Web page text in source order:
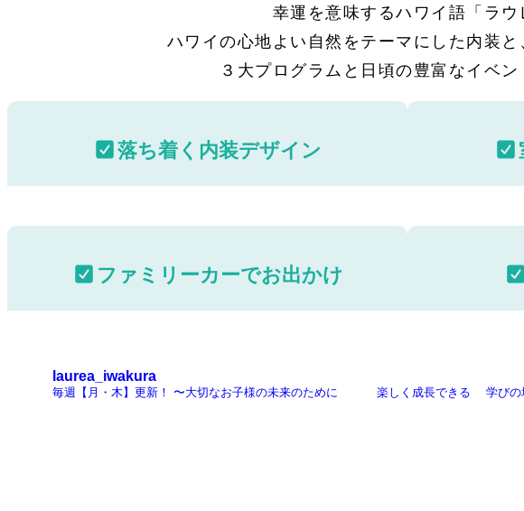
幸運を意味するハワイ語「ラ
ハワイの心地よい自然をテーマにした内装
３大プログラムと日頃の豊富なイベ
落ち着く内装デザイン
ファミリーカーでお出かけ
laurea_iwakura
毎週【月・木】更新！ 〜大切なお子様の未来のために 楽しく成長できる 学びの